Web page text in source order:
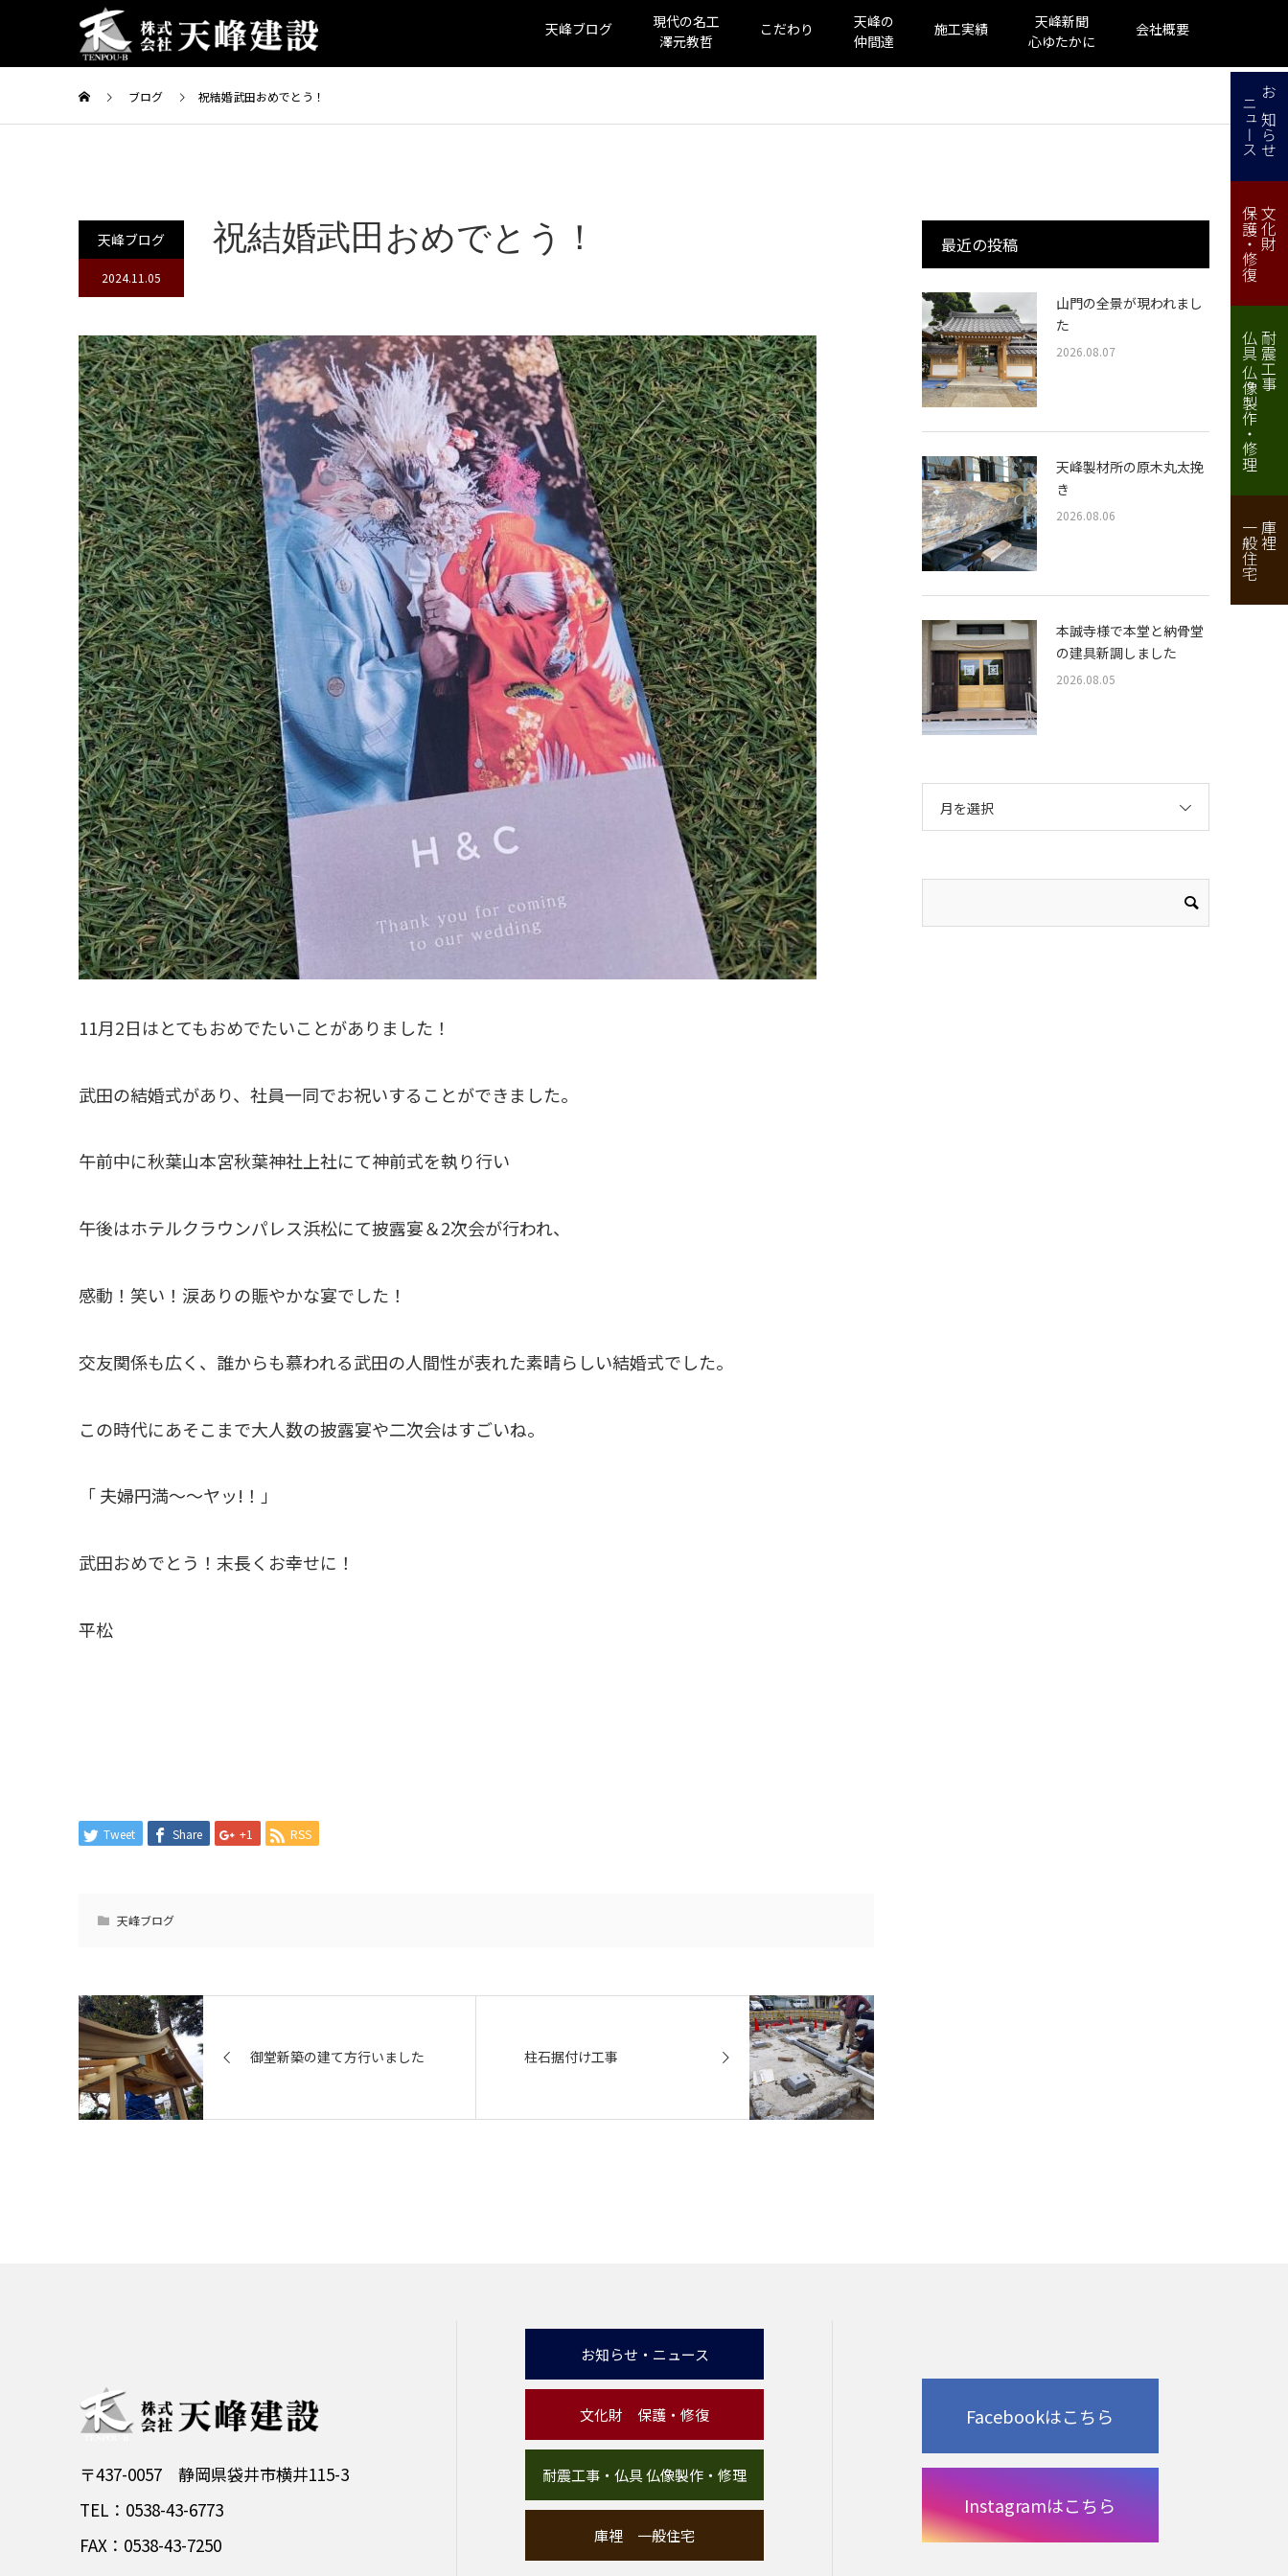
天峰ブログ
現代の名工
澤元教哲
こだわり
天峰の
仲間達
施工実績
天峰新聞
心ゆたかに
会社概要
ブログ 祝結婚武田おめでとう！
天峰ブログ
2024.11.05
祝結婚武田おめでとう！
11月2日はとてもおめでたいことがありました！
武田の結婚式があり、社員一同でお祝いすることができました。
午前中に秋葉山本宮秋葉神社上社にて神前式を執り行い
午後はホテルクラウンパレス浜松にて披露宴＆2次会が行われ、
感動！笑い！涙ありの賑やかな宴でした！
交友関係も広く、誰からも慕われる武田の人間性が表れた素晴らしい結婚式でした。
この時代にあそこまで大人数の披露宴や二次会はすごいね。
「 夫婦円満～～ヤッ!！」
武田おめでとう！末長くお幸せに！
平松
Tweet Share +1 RSS
天峰ブログ
御堂新築の建て方行いました 柱石据付け工事
最近の投稿
山門の全景が現われまし
た
2026.08.07
天峰製材所の原木丸太挽
き
2026.08.06
本誠寺様で本堂と納骨堂
の建具新調しました
2026.08.05
月を選択
お知らせ
ニュース
文化財
保護・修復
耐震工事
仏具 仏像製作・修理
庫裡
一般住宅
〒437-0057 静岡県袋井市横井115-3
TEL：0538-43-6773
FAX：0538-43-7250
お知らせ・ニュース
文化財 保護・修復
耐震工事・仏具 仏像製作・修理
庫裡 一般住宅
Facebookはこちら
Instagramはこちら